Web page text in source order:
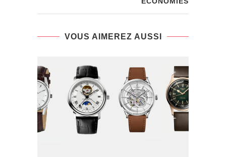
VOUS AIMEREZ AUSSI